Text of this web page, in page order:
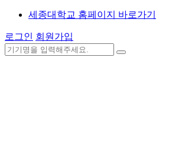
세종대학교 홈페이지 바로가기
로그인 회원가입